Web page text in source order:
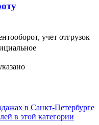
учет отгрузок
в Санкт-Петербурге
в этой категории